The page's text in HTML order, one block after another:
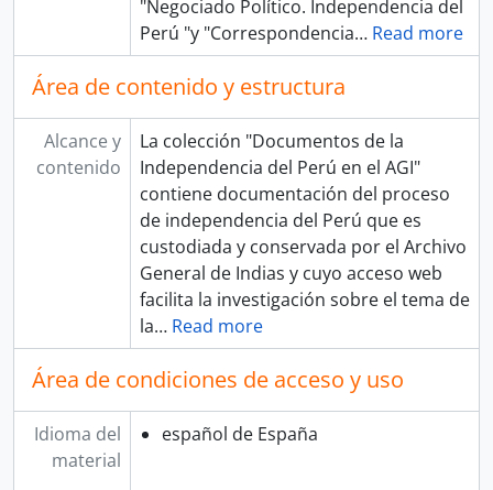
"Negociado Político. Independencia del
Perú "y "Correspondencia… Read more
Área de contenido y estructura
Alcance y
contenido
La colección "Documentos de la
Independencia del Perú en el AGI"
contiene documentación del proceso
de independencia del Perú que es
custodiada y conservada por el Archivo
General de Indias y cuyo acceso web
facilita la investigación sobre el tema de
la… Read more
Área de condiciones de acceso y uso
Idioma del
material
español de España